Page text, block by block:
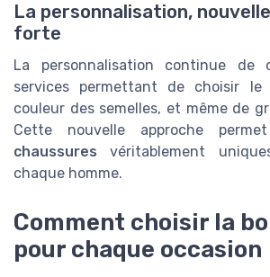
La personnalisation,
forte
La personnalisation continue de
services permettant de choisir
couleur des semelles, et même de
Cette nouvelle approche
chaussures véritablement
chaque homme.
Comment choisir la
pour chaque occasion